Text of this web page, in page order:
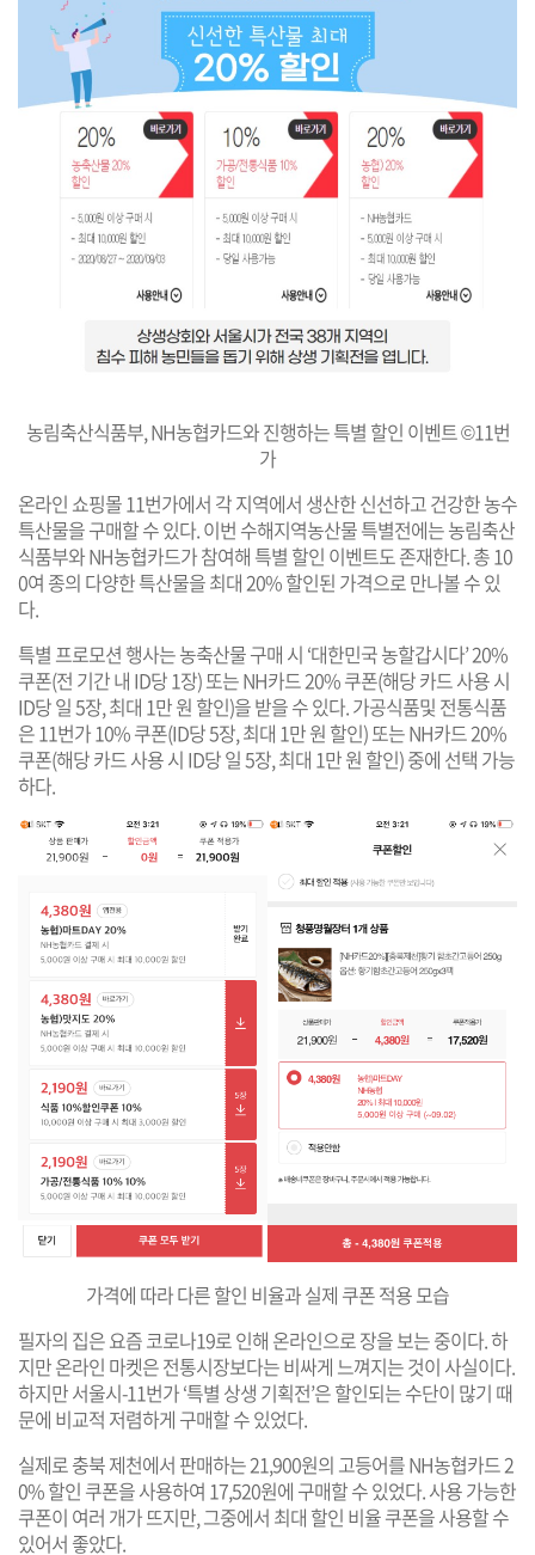
농림축산식품부, NH농협카드와 진행하는 특별 할인 이벤트 ©11번
가
온라인 쇼핑몰 11번가에서 각 지역에서 생산한 신선하고 건강한 농수
특산물을 구매할 수 있다. 이번 수해지역농산물 특별전에는 농림축산
식품부와 NH농협카드가 참여해 특별 할인 이벤트도 존재한다. 총 10
0여 종의 다양한 특산물을 최대 20% 할인된 가격으로 만나볼 수 있
다.
특별 프로모션 행사는 농축산물 구매 시 ‘대한민국 농할갑시다’ 20%
쿠폰(전 기간 내 ID당 1장) 또는 NH카드 20% 쿠폰(해당 카드 사용 시
ID당 일 5장, 최대 1만 원 할인)을 받을 수 있다. 가공식품및 전통식품
은 11번가 10% 쿠폰(ID당 5장, 최대 1만 원 할인) 또는 NH카드 20%
쿠폰(해당 카드 사용 시 ID당 일 5장, 최대 1만 원 할인) 중에 선택 가능
하다.
가격에 따라 다른 할인 비율과 실제 쿠폰 적용 모습
필자의 집은 요즘 코로나19로 인해 온라인으로 장을 보는 중이다. 하
지만 온라인 마켓은 전통시장보다는 비싸게 느껴지는 것이 사실이다.
하지만 서울시-11번가 ‘특별 상생 기획전’은 할인되는 수단이 많기 때
문에 비교적 저렴하게 구매할 수 있었다.
실제로 충북 제천에서 판매하는 21,900원의 고등어를 NH농협카드 2
0% 할인 쿠폰을 사용하여 17,520원에 구매할 수 있었다. 사용 가능한
쿠폰이 여러 개가 뜨지만, 그중에서 최대 할인 비율 쿠폰을 사용할 수
있어서 좋았다.